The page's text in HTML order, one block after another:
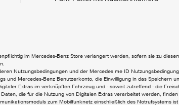
Kommunikationsmodul (LTE) für
Dienste
MBUX Multimediasystem
im Mercedes-Benz Store verlängert werden, sofern sie zu
Nutzungsbedingungen und der Mercedes me ID
und Mercedes-Benz Benutzerkonto, die Einwilligung in das Speichern
Extras im verknüpften Fahrzeug und - soweit zutreffend - die
die für die Nutzung von Digitalen Extras verarbeitet werden, finden
zum Mobilfunknetz einschließlich des Notrufsystems